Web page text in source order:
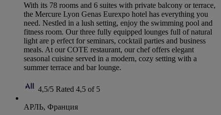
With its 78 rooms and 6 suites with private balcony or terrace,
the Mercure Lyon Genas Eurexpo hotel has everything you
need. Nestled in a lush setting, enjoy the swimming pool and
fitness room. Our three fully equipped lounges full of natural
light are p erfect for seminars, cocktail parties and business
meals. At our COTE restaurant, our chef offers elegant
seasonal cuisine served in a modern, cozy setting with a
summer terrace and bar lounge.
4,5/5 Rated 4,5 of 5
АРЛЬ, Франция